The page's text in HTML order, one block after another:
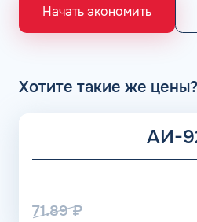
«Газпром», Рязанский НПЗ,
НПЗ группы Роснефть. АЗС
Начать экономить
Хотите такие же цены?
АИ-
71.89₽